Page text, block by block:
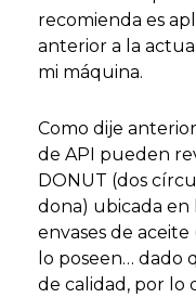
recomienda es
anterior a la
mi máquina.
Como dije
de API pueden
DONUT (dos
dona) ubicada en
envases de
lo poseen… dado
de calidad, por lo